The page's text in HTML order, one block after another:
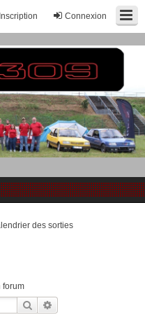
Connexion
Inscription
des sorties
forum
Rechercher